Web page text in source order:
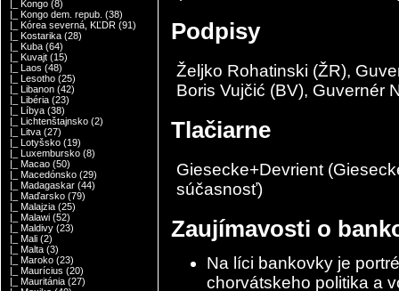
|_ Kongo (8)
|_ Kongo dem. repub. (38)
|_ Kórea severná, KĽDR (91)
|_ Kostarika (28)
|_ Kuba (64)
|_ Kuvajt (15)
|_ Laos (48)
|_ Lesotho (25)
|_ Libanon (42)
|_ Libéria (23)
|_ Líbya (38)
|_ Lichtenštajnsko (2)
|_ Litva (27)
|_ Lotyšsko (19)
|_ Luxembursko (8)
|_ Macao (50)
|_ Macedónsko (29)
|_ Madagaskar (44)
|_ Maďarsko (79)
|_ Malajzia (25)
|_ Malawi (52)
|_ Maldivy (23)
|_ Mali (2)
|_ Malta (3)
|_ Maroko (23)
|_ Maurícius (20)
|_ Mauritánia (27)
Podpisy
Željko Rohatinski (ŽR),
Boris Vujčić (BV), Guvernér
Tlačiarne
Giesecke+Devrient
súčasnosť)
Zaujímavosti o
Na líci bankovky je
chorvátskeho politika a